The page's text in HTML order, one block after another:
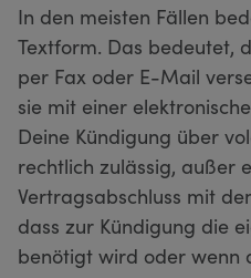
In den meisten Fällen
Textform. Das bedeutet,
per Fax oder E-Mail
sie mit einer
Deine Kündigung über
rechtlich zulässig, außer
Vertragsabschluss mit
dass zur Kündigung die
benötigt wird oder wenn